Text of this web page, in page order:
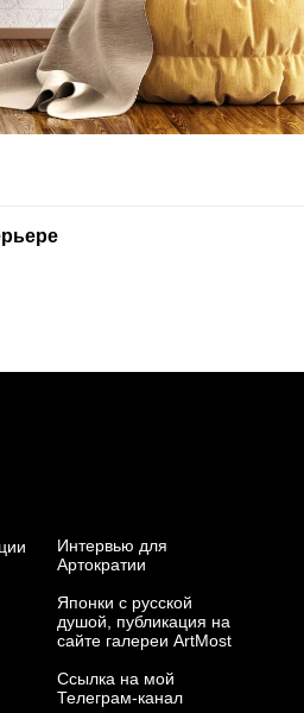
Интервью для
Артократии
Японки с русской
душой, публикация на
сайте галереи ArtMost
Ссылка на мой
Телеграм-канал